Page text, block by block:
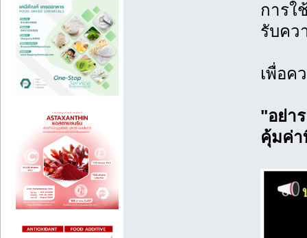
การใ
รับคว
เพื่อค
"อย่า
คุ้มค่